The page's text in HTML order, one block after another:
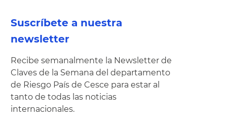
Suscríbete a nuestra
newsletter
Recibe semanalmente la Newsletter de
Claves de la Semana del departamento
de Riesgo País de Cesce para estar al
tanto de todas las noticias
internacionales.